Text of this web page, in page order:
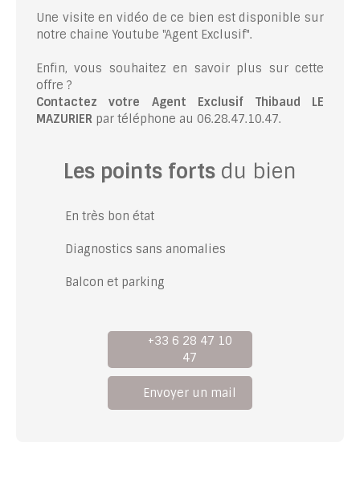
Une visite en vidéo de ce bien est disponible sur
notre chaine Youtube "Agent Exclusif".
Enfin, vous souhaitez en savoir plus sur cette
offre ?
Contactez votre Agent Exclusif Thibaud LE
MAZURIER par téléphone au 06.28.47.10.47.
Les points forts du bien
En très bon état
Diagnostics sans anomalies
Balcon et parking
+33 6 28 47 10
47
Envoyer un mail